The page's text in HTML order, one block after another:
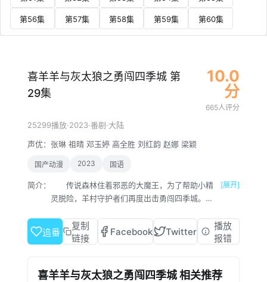
第56集 第57集 第58集 第59集 第60集
喜羊羊与灰太狼之勇闯四季城 第
29集
10.0
分
665人评分
25299播放·2023·番剧·大陆
声优： 张琳 祖晴 邓玉婷 高全胜 刘红韵 赵娜 梁颖
国产动漫 2023 国语
简介：
传说森林住着邪恶的大魔王，为了帮助小精
灵脱险，羊村守护者们再度出击勇闯四季城。不
王”，时而清醒，时而捣乱，让整个旅途笑料百
出。羊狼们一路闯关进阶“勇者”能力，同时寻找
一个战胜魔王的勇者传奇呢？
[展开]
追番
复制
链接
Facebook Twitter
播放
报错
喜羊羊与灰太狼之勇闯四季城 相关推荐